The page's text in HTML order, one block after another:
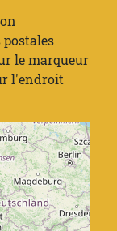
postales
le marqueur
l'endroit